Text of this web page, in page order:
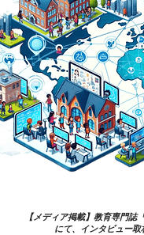
【メディア掲載】教育専門
にて、インタビュー取